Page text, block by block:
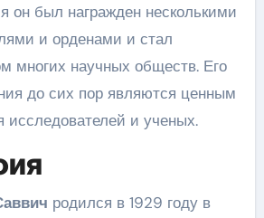
он был награжден несколькими
и орденами и стал
многих научных обществ. Его
до сих пор являются ценным
исследователей и ученых.
родился в 1929 году в